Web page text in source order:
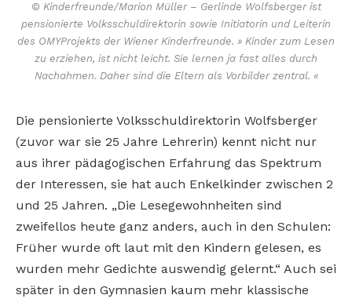
© Kinderfreunde/Marion Müller – Gerlinde Wolfsberger ist
pensionierte Volksschuldirektorin sowie Initiatorin und Leiterin
des OMYProjekts der Wiener Kinderfreunde. » Kinder zum Lesen
zu erziehen, ist nicht leicht. Sie lernen ja fast alles durch
Nachahmen. Daher sind die Eltern als Vorbilder zentral. «
Die pensionierte Volksschuldirektorin Wolfsberger
(zuvor war sie 25 Jahre Lehrerin) kennt nicht nur
aus ihrer pädagogischen Erfahrung das Spektrum
der Interessen, sie hat auch Enkelkinder zwischen 2
und 25 Jahren. „Die Lesegewohnheiten sind
zweifellos heute ganz anders, auch in den Schulen:
Früher wurde oft laut mit den Kindern gelesen, es
wurden mehr Gedichte auswendig gelernt.“ Auch sei
später in den Gymnasien kaum mehr klassische